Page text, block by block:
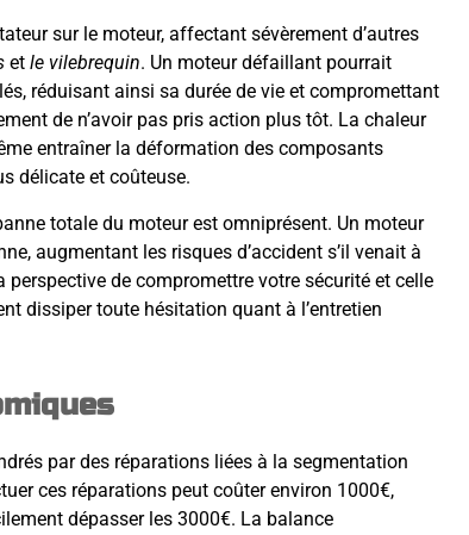
sur le moteur, affectant sévèrement d’autres
et le vilebrequin. Un moteur défaillant pourrait
réduisant ainsi sa durée de vie et compromettant
de n’avoir pas pris action plus tôt. La chaleur
entraîner la déformation des composants
délicate et coûteuse.
totale du moteur est omniprésent. Un moteur
augmentant les risques d’accident s’il venait à
de compromettre votre sécurité et celle
dissiper toute hésitation quant à l’entretien
par des réparations liées à la segmentation
ces réparations peut coûter environ 1000€,
dépasser les 3000€. La balance